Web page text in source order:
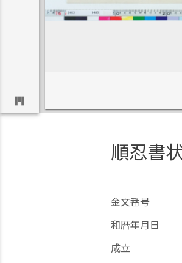
順忍書
金文番号
和暦年月日
成立